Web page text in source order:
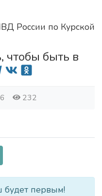
России по Курской
чтобы быть в
232
будет первым!